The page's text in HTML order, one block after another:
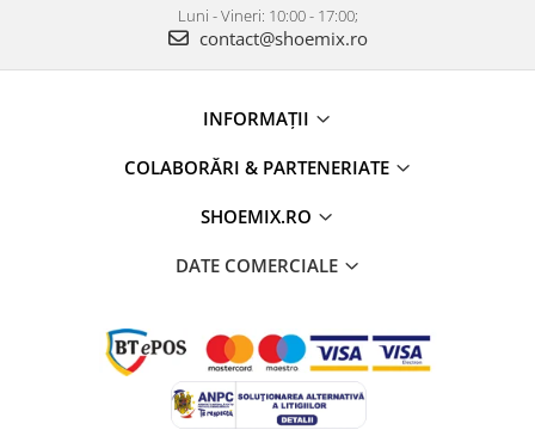
Luni - Vineri: 10:00 - 17:00;
contact@shoemix.ro
INFORMAȚII
COLABORĂRI & PARTENERIATE
SHOEMIX.RO
DATE COMERCIALE